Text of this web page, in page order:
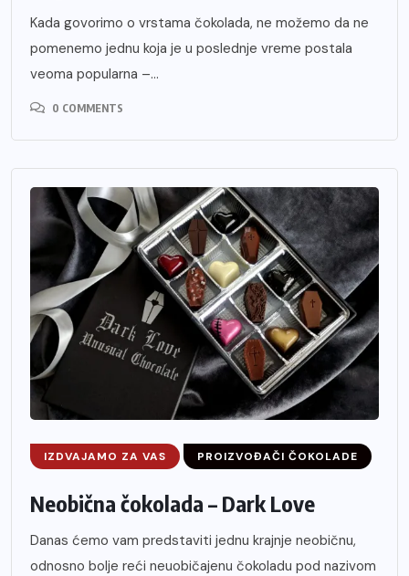
Kada govorimo o vrstama čokolada, ne možemo da ne
pomenemo jednu koja je u poslednje vreme postala
veoma popularna –...
0 COMMENTS
IZDVAJAMO ZA VAS PROIZVOĐAČI ČOKOLADE
Neobična čokolada – Dark Love
Danas ćemo vam predstaviti jednu krajnje neobičnu,
odnosno bolje reći neuobičajenu čokoladu pod nazivom